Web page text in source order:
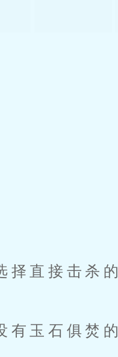
择直接击杀的
有玉石俱焚的